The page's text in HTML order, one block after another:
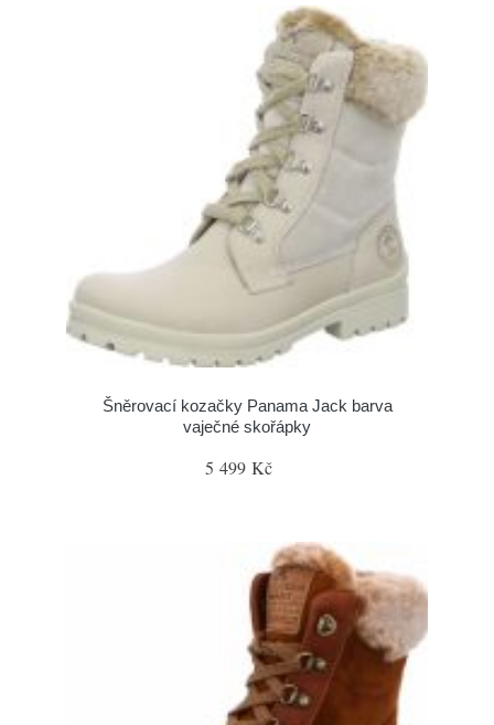
Šněrovací kozačky Panama Jack barva
vaječné skořápky
5 499 Kč